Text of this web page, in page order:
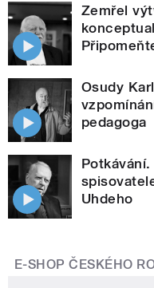
Zemřel
Osudy
pedagoga
Uhdeho
E-SHOP ČESKÉHO